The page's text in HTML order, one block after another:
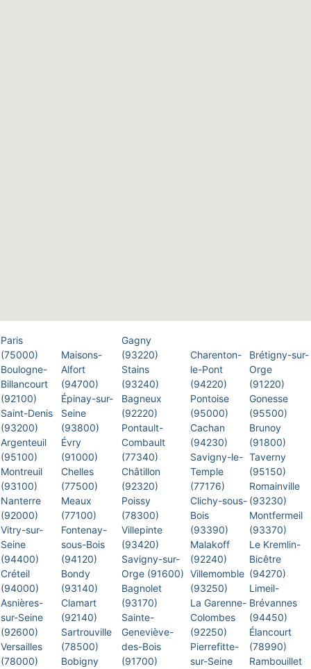
Paris
(75000)
Boulogne-
Billancourt
(92100)
Saint-Denis
(93200)
Argenteuil
(95100)
Montreuil
(93100)
Nanterre
(92000)
Vitry-sur-
Seine
(94400)
Créteil
(94000)
Asnières-
sur-Seine
(92600)
Versailles
(78000)
Maisons-
Alfort
(94700)
Épinay-sur-
Seine
(93800)
Évry
(91000)
Chelles
(77500)
Meaux
(77100)
Fontenay-
sous-Bois
(94120)
Bondy
(93140)
Clamart
(92140)
Sartrouville
(78500)
Bobigny
Gagny
(93220)
Stains
(93240)
Bagneux
(92220)
Pontault-
Combault
(77340)
Châtillon
(92320)
Poissy
(78300)
Villepinte
(93420)
Savigny-sur-
Orge (91600)
Bagnolet
(93170)
Sainte-
Geneviève-
des-Bois
(91700)
Charenton-
le-Pont
(94220)
Pontoise
(95000)
Cachan
(94230)
Savigny-le-
Temple
(77176)
Clichy-sous-
Bois
(93390)
Malakoff
(92240)
Villemomble
(93250)
La Garenne-
Colombes
(92250)
Pierrefitte-
sur-Seine
Brétigny-sur-
Orge
(91220)
Gonesse
(95500)
Brunoy
(91800)
Taverny
(95150)
Romainville
(93230)
Montfermeil
(93370)
Le Kremlin-
Bicêtre
(94270)
Limeil-
Brévannes
(94450)
Élancourt
(78990)
Rambouillet